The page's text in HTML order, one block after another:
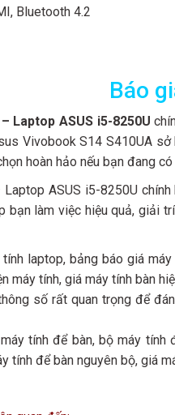
Bluetooth 4.2
Báo
Laptop ASUS i5-8250U
Vivobook S14 S410UA
hoàn hảo nếu bạn đang
ASUS i5-8250U
bạn làm việc hiệu quả, giải
laptop, bảng báo giá
máy tính, giá máy tính bàn
số rất quan trọng để
tính để bàn, bộ máy tính
tính để bàn nguyên bộ, giá